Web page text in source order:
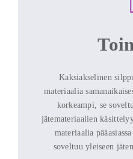
Kaksiakselinen
materiaalia
korkeampi, se
jätemateriaalien
materiaalia
soveltuu yleiseen